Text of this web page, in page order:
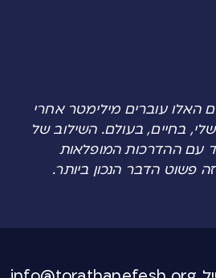
האלו עוברים מילימטר אחרי
בחיים, בעולם. השילוב של
עם ההדרכות המופלאות
פשוט הדבר הנכון ביותר.